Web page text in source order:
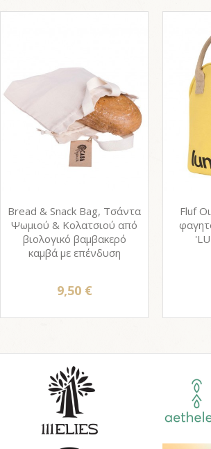
Bread & Snack Bag, Τσάντα
Ψωμιού & Κολατσιού από
βιολογικό βαμβακερό
καμβά με επένδυση
9,50 €
Fluf